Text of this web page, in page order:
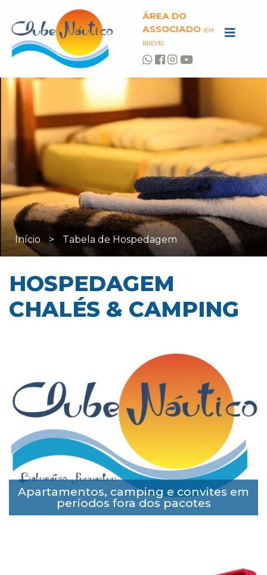
ÁREA DO
ASSOCIADO (EM
BREVE)
Início > Tabela de Hospedagem
HOSPEDAGEM
CHALÉS & CAMPING
Apartamentos, camping e convites em
períodos fora dos pacotes